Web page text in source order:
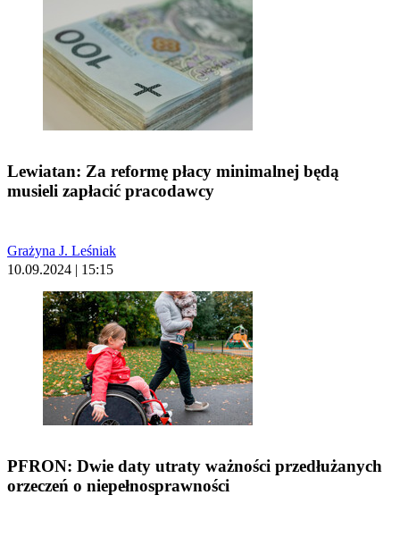
Lewiatan: Za reformę płacy minimalnej będą
musieli zapłacić pracodawcy
Grażyna J. Leśniak
10.09.2024 | 15:15
PFRON: Dwie daty utraty ważności przedłużanych
orzeczeń o niepełnosprawności